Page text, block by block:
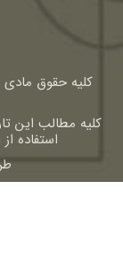
كليه حقوق مادی
کلیه مطالب این
استفاده